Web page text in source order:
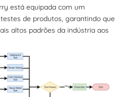
está equipada com um
de produtos, garantindo que
altos padrões da indústria aos